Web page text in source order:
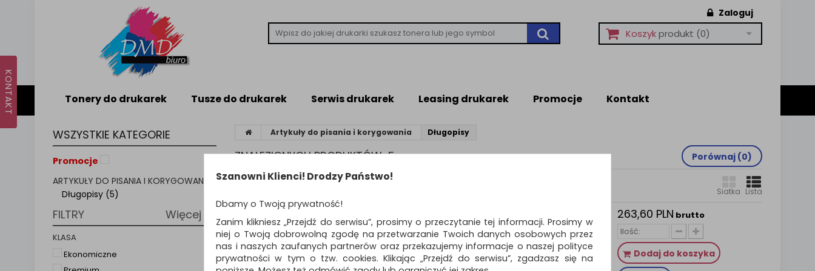
Zaloguj
Koszykprodukt (0)
Tonery do drukarek Tusze do drukarek Serwis drukarek Leasing drukarek Promocje Kontakt
WSZYSTKIE KATEGORIE
Promocje
ARTYKUŁY DO PISANIA I KORYGOWANIA
Długopisy (5)
FILTRY Więcej
KLASA
Ekonomiczne
Artykuły do pisania i korygowania Długopisy
ZNALEZIONYCH PRODUKTÓW: 5 Porównaj (0)
Siatka Lista
ołówek 844 CARAN D'ACHE
Misty Forest, w etui, zielony
Caran d'Ache przedstawia „Misty Forest”,
ekskluzywny zestaw zawierający
263,60 PLN brutto
Dodaj do koszyka
Szanowni Klienci! Drodzy Państwo!
Dbamy o Twoją prywatność!
Zanim klikniesz „Przejdź do serwisu”, prosimy o przeczytanie tej informacji. Prosimy w
niej o Twoją dobrowolną zgodę na przetwarzanie Twoich danych osobowych przez
nas i naszych zaufanych partnerów oraz przekazujemy informacje o naszej polityce
prywatności w tym o tzw. cookies. Klikając „Przejdź do serwisu”, zgadzasz się na